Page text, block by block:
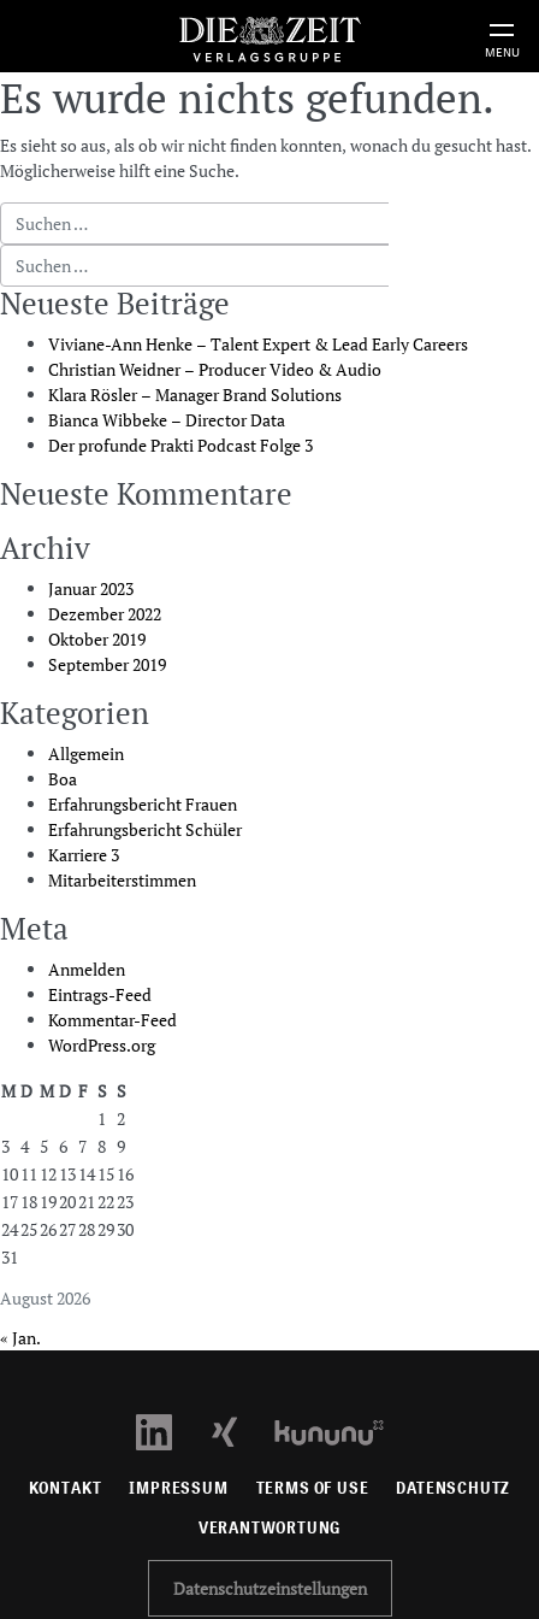
MENU
Es wurde nichts gefunden.
Es sieht so aus, als ob wir nicht finden konnten, wonach du gesucht hast.
Möglicherweise hilft eine Suche.
Suche nach:
Suche nach:
Neueste Beiträge
Viviane-Ann Henke – Talent Expert & Lead Early Careers
Christian Weidner – Producer Video & Audio
Klara Rösler – Manager Brand Solutions
Bianca Wibbeke – Director Data
Der profunde Prakti Podcast Folge 3
Neueste Kommentare
Archiv
Januar 2023
Dezember 2022
Oktober 2019
September 2019
Kategorien
Allgemein
Boa
Erfahrungsbericht Frauen
Erfahrungsbericht Schüler
Karriere 3
Mitarbeiterstimmen
Meta
Anmelden
Eintrags-Feed
Kommentar-Feed
WordPress.org
August 2026
M D M D F S S
1 2
3 4 5 6 7 8 9
1011 1213141516
17181920212223
24252627282930
31
« Jan.
KONTAKT IMPRESSUM TERMS OF USE DATENSCHUTZ
VERANTWORTUNG
Datenschutzeinstellungen